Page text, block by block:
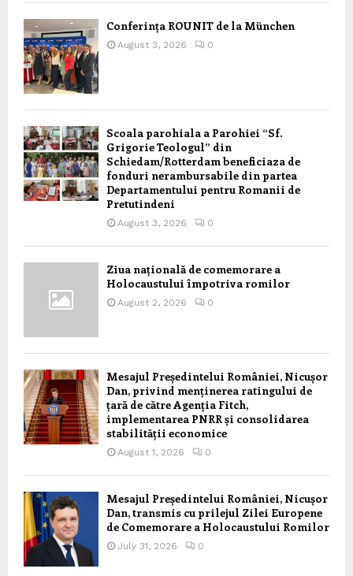
Conferința ROUNIT de la München
August 3, 2026 0
Scoala parohiala a Parohiei “Sf.
Grigorie Teologul” din
Schiedam/Rotterdam beneficiaza de
fonduri nerambursabile din partea
Departamentului pentru Romanii de
Pretutindeni
August 3, 2026 0
Ziua națională de comemorare a
Holocaustului împotriva romilor
August 2, 2026 0
Mesajul Președintelui României, Nicușor
Dan, privind menținerea ratingului de
țară de către Agenția Fitch,
implementarea PNRR și consolidarea
stabilității economice
August 1, 2026 0
Mesajul Președintelui României, Nicușor
Dan, transmis cu prilejul Zilei Europene
de Comemorare a Holocaustului Romilor
July 31, 2026 0